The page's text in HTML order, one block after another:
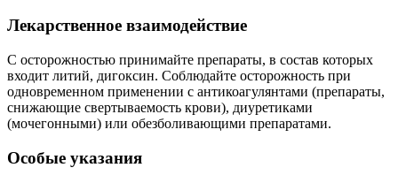
Лекарственное взаимодействие
С осторожностью принимайте препараты, в состав которых
входит литий, дигоксин. Соблюдайте осторожность при
одновременном применении с антикоагулянтами (препараты,
снижающие свертываемость крови), диуретиками
(мочегонными) или обезболивающими препаратами.
Особые указания